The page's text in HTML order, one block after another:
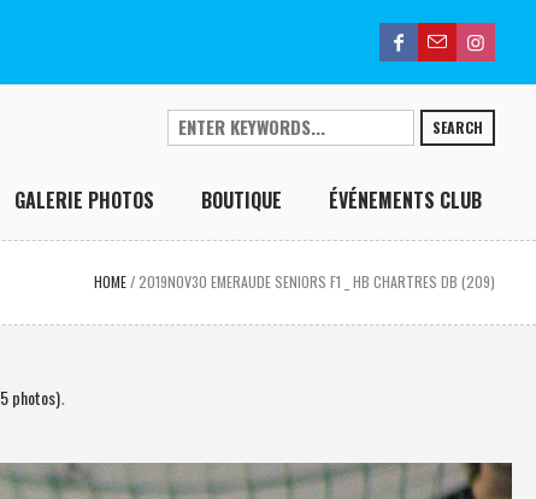
SEARCH
GALERIE PHOTOS BOUTIQUE ÉVÉNEMENTS CLUB
HOME /2019NOV30 EMERAUDE SENIORS F1 _ HB CHARTRES DB (209)
photos).